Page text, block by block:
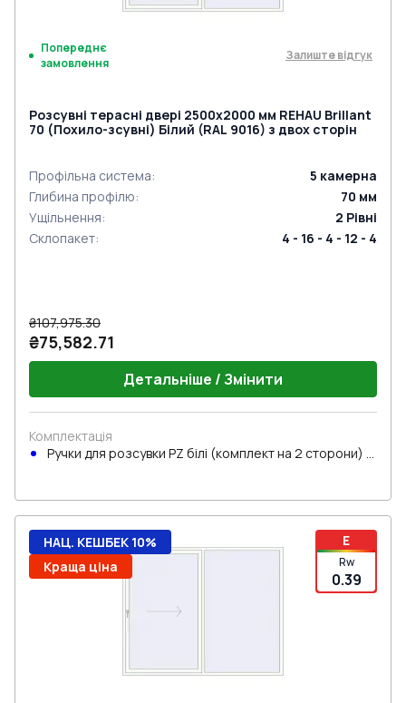
Попереднє
замовлення
Залиште відгук
Розсувні терасні двері 2500x2000 мм REHAU Brillant
70 (Похило-зсувні) Білий (RAL 9016) з двох сторін
Профільна система: 5 камерна
Глибина профілю: 70 мм
Ущільнення: 2 Рівні
Склопакет: 4 - 16 - 4 - 12 - 4
₴107,975.30
₴75,582.71
Детальніше / Змінити
Комплектація
Ручки для розсувки PZ білі (комплект на 2 сторони) з
E
Rw
0.39
НАЦ. КЕШБЕК 10%
Краща ціна